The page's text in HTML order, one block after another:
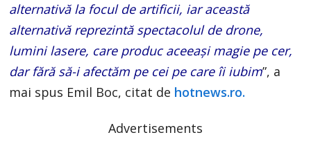
alternativă la focul de artificii, iar această
alternativă reprezintă spectacolul de drone,
lumini lasere, care produc aceeași magie pe cer,
dar fără să-i afectăm pe cei pe care îi iubim”, a
mai spus Emil Boc, citat de hotnews.ro.
Advertisements